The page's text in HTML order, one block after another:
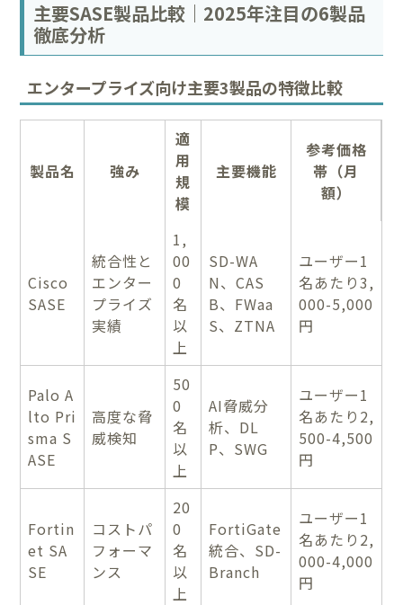
主要SASE製品比較｜2025年注目の6製品
徹底分析
エンタープライズ向け主要3製品の特徴比較
製品名 強み
適
用
規
模
主要機能
参考価格
帯（月
額）
Cisco
SASE
統合性と
エンター
プライズ
実績
1,
00
0
名
以
上
SD-WA
N、CAS
B、FWaa
S、ZTNA
ユーザー1
名あたり3,
000-5,000
円
Palo A
lto Pri
sma S
ASE
高度な脅
威検知
50
0
名
以
上
AI脅威分
析、DL
P、SWG
ユーザー1
名あたり2,
500-4,500
円
Fortin
et SA
SE
コストパ
フォーマ
ンス
20
0
名
以
上
FortiGate
統合、SD-
Branch
ユーザー1
名あたり2,
000-4,000
円